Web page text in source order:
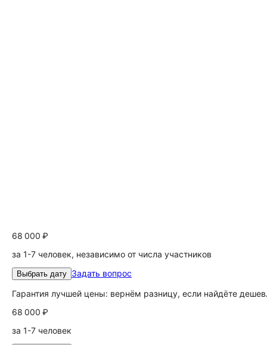
68 000 ₽
за 1-7 человек, независимо от числа участников
Выбрать дату Задать вопрос
Гарантия лучшей цены: вернём разницу, если найдёте
68 000 ₽
за 1-7 человек